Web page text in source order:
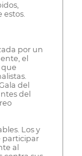
estos.
por un
el
que
del
del
Los y
participar
al